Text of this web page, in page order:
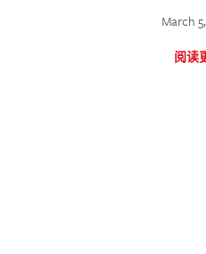
March
阅读